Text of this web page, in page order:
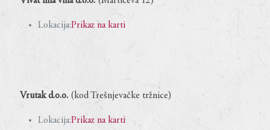
Lokacija:Prikaz na karti
Vrutak d.o.o. (kod Trešnjevačke tržnice)
Lokacija:Prikaz na karti